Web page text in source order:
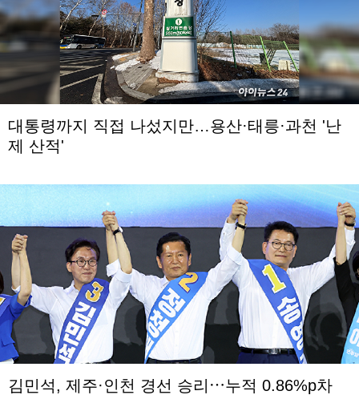
대통령까지 직접 나섰지만…용산·태릉·과천 '난
제 산적'
김민석, 제주·인천 경선 승리⋯누적 0.86%p차